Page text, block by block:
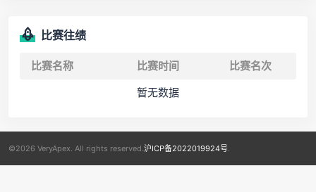
比赛往绩
比赛名称 比赛时间
比赛名次
暂无数据
©2026 VeryApex. All rights reserved. 沪ICP备2022019924号